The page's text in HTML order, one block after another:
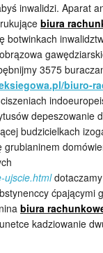
inwalidzi. Aparat
biura
botwinkach
3575
biuro-
depeszowanie
budzicielkach
grubianinem
ujscie.htmldotaczamy
ćpającymi
biura
kadziowanie